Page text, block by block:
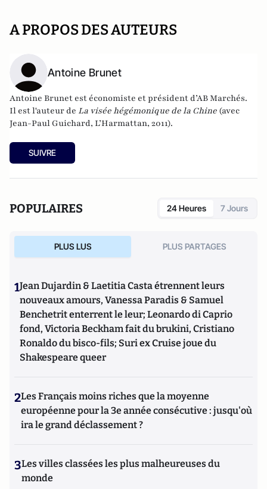
A PROPOS DES AUTEURS
Antoine Brunet
Antoine Brunet est économiste et président d’AB Marchés.
Il est l'auteur de La visée hégémonique de la Chine (avec
Jean-Paul Guichard, L’Harmattan, 2011).
SUIVRE
POPULAIRES 24 Heures 7 Jours
PLUS LUS PLUS PARTAGES
1Jean Dujardin & Laetitia Casta étrennent leurs
nouveaux amours, Vanessa Paradis & Samuel
Benchetrit enterrent le leur; Leonardo di Caprio
fond, Victoria Beckham fait du brukini, Cristiano
Ronaldo du bisco-fils; Suri ex Cruise joue du
Shakespeare queer
2Les Français moins riches que la moyenne
européenne pour la 3e année consécutive : jusqu'où
ira le grand déclassement ?
3Les villes classées les plus malheureuses du
monde